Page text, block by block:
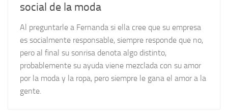
social de la moda
Al preguntarle a Fernanda si ella cree que su empresa
es socialmente responsable, siempre responde que no,
pero al final su sonrisa denota algo distinto,
probablemente su ayuda viene mezclada con su amor
por la moda y la ropa, pero siempre le gana el amor a la
gente.